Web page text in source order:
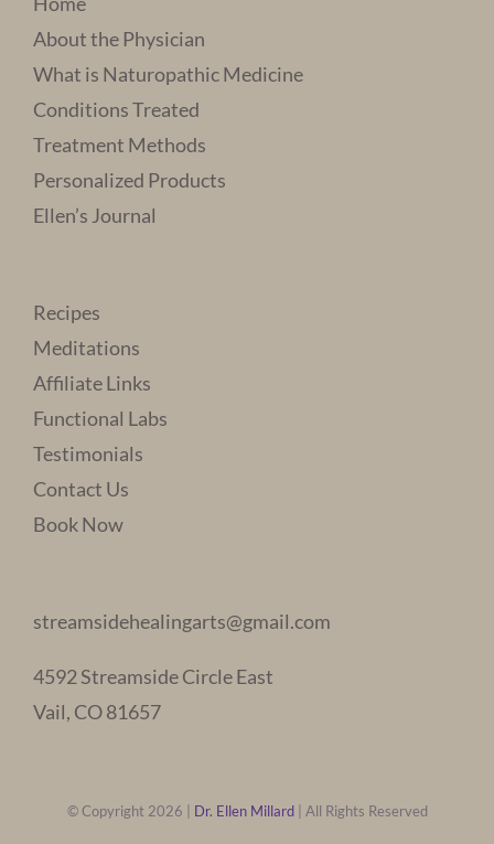
About the Physician
What is Naturopathic Medicine
Conditions Treated
Treatment Methods
Personalized Products
Ellen’s Journal
Recipes
Meditations
Affiliate Links
Functional Labs
Testimonials
Contact Us
Book Now
streamsidehealingarts@gmail.com
4592 Streamside Circle East
Vail, CO 81657
© Copyright 2026 | Dr. Ellen Millard| All Rights Reserved